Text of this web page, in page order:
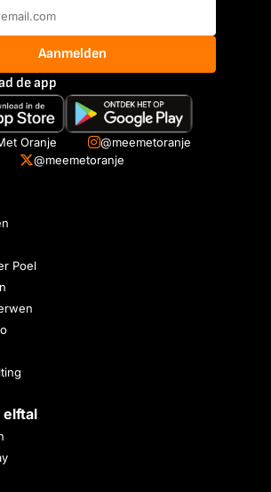
Aanmelden
de app
Oranje
@meemetoranje
@meemetoranje
Poel
elftal